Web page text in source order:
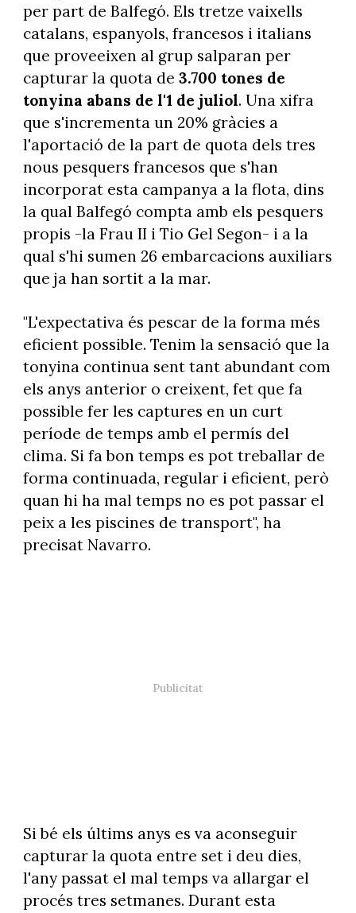
per part de Balfegó. Els tretze vaixells
catalans, espanyols, francesos i italians
que proveeixen al grup salparan per
capturar la quota de 3.700 tones de
tonyina abans de l'1 de juliol. Una xifra
que s'incrementa un 20% gràcies a
l'aportació de la part de quota dels tres
nous pesquers francesos que s'han
incorporat esta campanya a la flota, dins
la qual Balfegó compta amb els pesquers
propis -la Frau II i Tio Gel Segon- i a la
qual s'hi sumen 26 embarcacions auxiliars
que ja han sortit a la mar.
"L'expectativa és pescar de la forma més
eficient possible. Tenim la sensació que la
tonyina continua sent tant abundant com
els anys anterior o creixent, fet que fa
possible fer les captures en un curt
període de temps amb el permís del
clima. Si fa bon temps es pot treballar de
forma continuada, regular i eficient, però
quan hi ha mal temps no es pot passar el
peix a les piscines de transport", ha
precisat Navarro.
Si bé els últims anys es va aconseguir
capturar la quota entre set i deu dies,
l'any passat el mal temps va allargar el
procés tres setmanes. Durant esta